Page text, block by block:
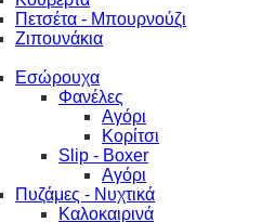
Πετσέτα - Μπουρνούζι
Ζιπουνάκια
Εσώρουχα
Φανέλες
Αγόρι
Κορίτσι
Slip - Boxer
Αγόρι
Πυζάμες - Νυχτικά
Καλοκαιρινά